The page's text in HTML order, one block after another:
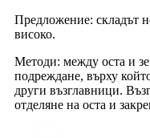
Предложение: складът
високо.
Методи: между оста и
подреждане, върху
други възглавници.
отделяне на оста и